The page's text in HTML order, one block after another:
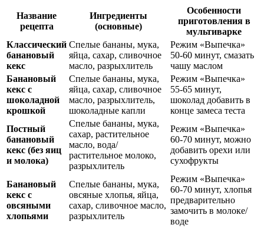
Название
рецепта
Ингредиенты
(основные)
Особенности
приготовления в
мультиварке
Классический
банановый
кекс
Спелые бананы, мука,
яйца, сахар, сливочное
масло, разрыхлитель
Режим «Выпечка»
50-60 минут, смазать
чашу маслом
Банановый
кекс с
шоколадной
крошкой
Спелые бананы, мука,
яйца, сахар, сливочное
масло, разрыхлитель,
шоколадные капли
Режим «Выпечка»
55-65 минут,
шоколад добавить в
конце замеса теста
Постный
банановый
кекс (без яиц
и молока)
Спелые бананы, мука,
сахар, растительное
масло, вода/
растительное молоко,
разрыхлитель
Режим «Выпечка»
60-70 минут, можно
добавить орехи или
сухофрукты
Банановый
кекс с
овсяными
хлопьями
Спелые бананы, мука,
овсяные хлопья, яйца,
сахар, сливочное масло,
разрыхлитель
Режим «Выпечка»
60-70 минут, хлопья
предварительно
замочить в молоке/
воде